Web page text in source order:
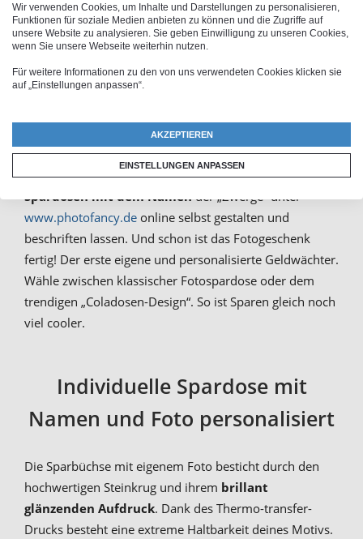
Foto-Spardose mit Bild als
Sparschwein selber gestalten
Mit der Sparbüchse mit Foto findet das liebe Geld
um deine „Moneten“ aufzubewahren. Mit einem
liebenvoll gestalteten Foto-Sparschwein lernen Kinder
schon früh den sicheren Umgang mit Geld. Einfach die
Spardosen mit dem Namender „Zwerge“ unter
www.photofancy.de online selbst gestalten und
beschriften lassen. Und schon ist das Fotogeschenk
fertig! Der erste eigene und personalisierte Geldwächter.
Wähle zwischen klassischer Fotospardose oder dem
trendigen „Coladosen-Design“. So ist Sparen gleich noch
viel cooler.
Individuelle Spardose mit
Namen und Foto personalisiert
Die Sparbüchse mit eigenem Foto besticht durch den
hochwertigen Steinkrug und ihrem brillant
glänzenden Aufdruck. Dank des Thermo-transfer-
Drucks besteht eine extreme Haltbarkeit deines Motivs.
Wir verwenden Cookies, um Inhalte und Darstellungen zu personalisieren,
Funktionen für soziale Medien anbieten zu können und die Zugriffe auf
unsere Website zu analysieren. Sie geben Einwilligung zu unseren Cookies,
wenn Sie unsere Webseite weiterhin nutzen.
Für weitere Informationen zu den von uns verwendeten Cookies klicken sie
auf „Einstellungen anpassen“.
AKZEPTIEREN
EINSTELLUNGEN ANPASSEN